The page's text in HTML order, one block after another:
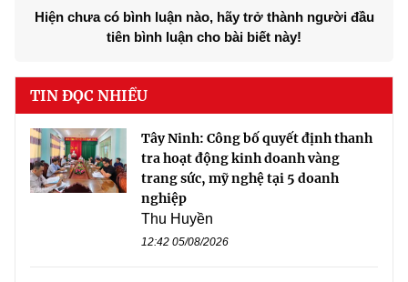
Hiện chưa có bình luận nào, hãy trở thành người đầu
tiên bình luận cho bài biết này!
TIN ĐỌC NHIỀU
Tây Ninh: Công bố quyết định thanh
tra hoạt động kinh doanh vàng
trang sức, mỹ nghệ tại 5 doanh
nghiệp
Thu Huyền
12:42 05/08/2026